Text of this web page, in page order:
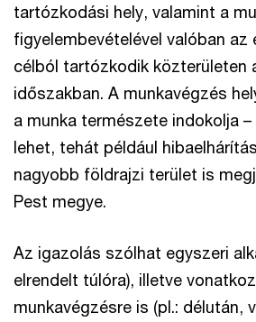
tartózkodási hely, valamint a
figyelembevételével valóban az
célból tartózkodik közterületen
időszakban. A munkavégzés
a munka természete indokolja
lehet, tehát például
nagyobb földrajzi terület is
Pest megye.
Az igazolás szólhat egyszeri
elrendelt túlóra), illetve
munkavégzésre is (pl.: délután,